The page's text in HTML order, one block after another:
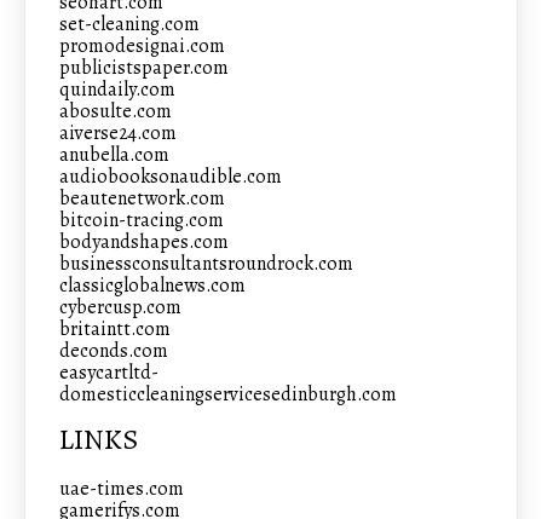
set-cleaning.com
promodesignai.com
publicistspaper.com
quindaily.com
abosulte.com
aiverse24.com
anubella.com
audiobooksonaudible.com
beautenetwork.com
bitcoin-tracing.com
bodyandshapes.com
businessconsultantsroundrock.com
classicglobalnews.com
cybercusp.com
britaintt.com
deconds.com
easycartltd-
domesticcleaningservicesedinburgh.com
LINKS
uae-times.com
gamerifys.com